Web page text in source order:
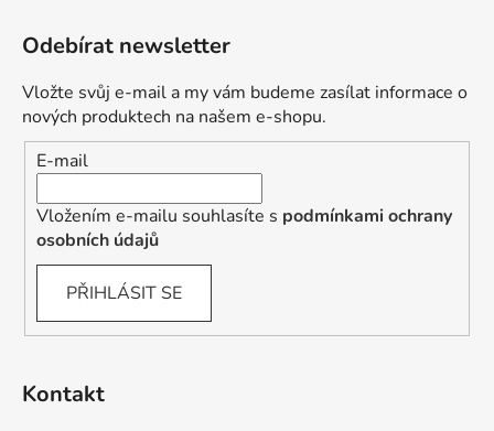
Odebírat newsletter
Vložte svůj e-mail a my vám budeme zasílat informace o
nových produktech na našem e-shopu.
E-mail
Vložením e-mailu souhlasíte s podmínkami ochrany
osobních údajů
PŘIHLÁSIT SE
Kontakt